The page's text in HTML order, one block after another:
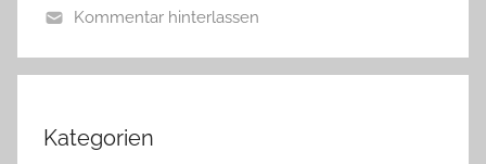
Kommentar hinterlassen
Kategorien